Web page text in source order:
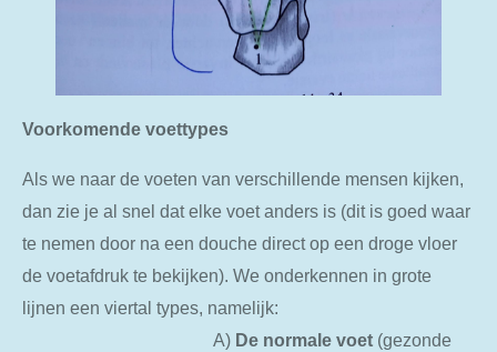
Voorkomende voettypes
Als we naar de voeten van verschillende mensen kijken,
dan zie je al snel dat elke voet anders is (dit is goed waar
te nemen door na een douche direct op een droge vloer
de voetafdruk te bekijken). We onderkennen in grote
lijnen een viertal types, namelijk:
A) De normale voet (gezonde